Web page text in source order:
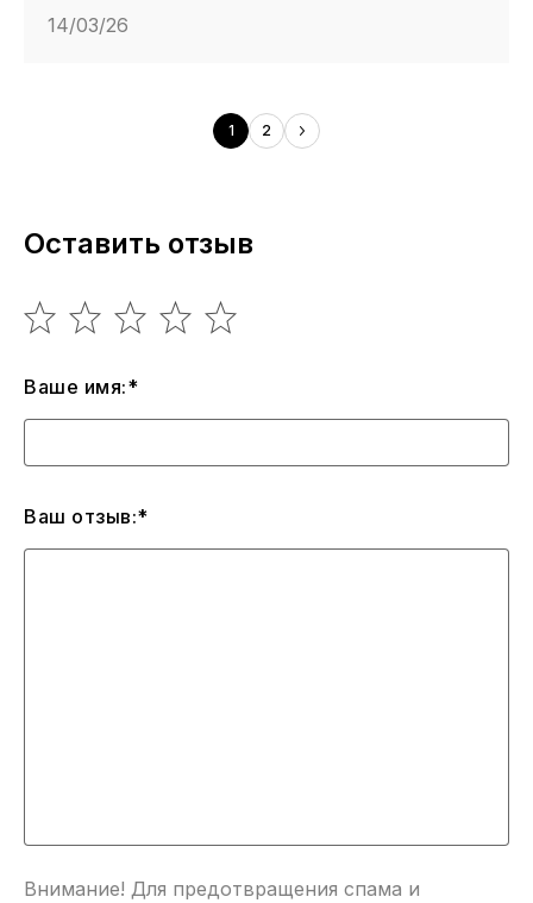
14/03/26
1 2
Оставить отзыв
Ваше имя:*
Ваш отзыв:*
Внимание! Для предотвращения спама и